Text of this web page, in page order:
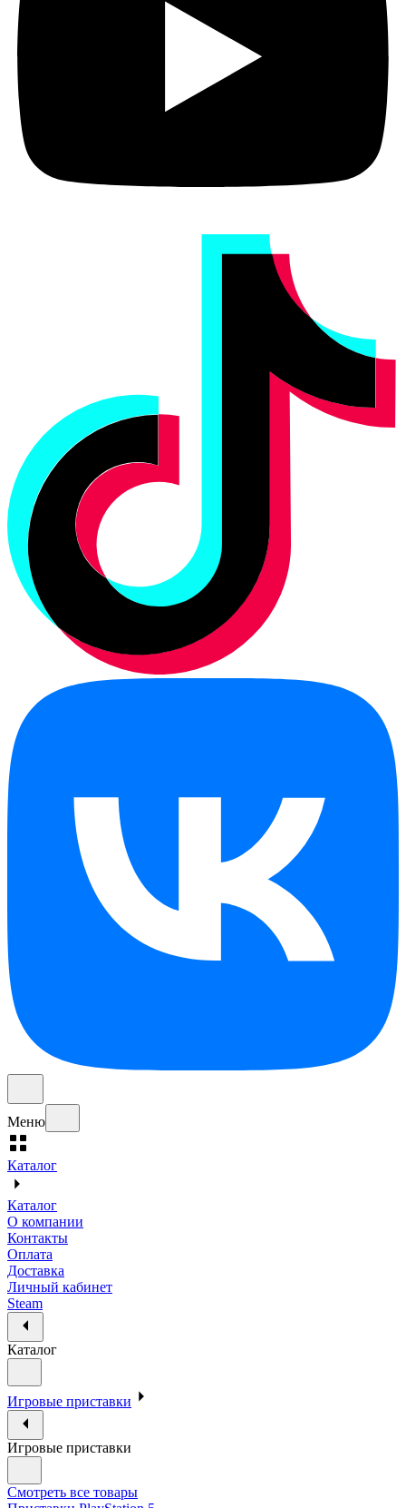
Меню
Каталог
Каталог
О компании
Контакты
Оплата
Доставка
Личный кабинет
Steam
Каталог
Игровые приставки
Игровые приставки
Смотреть все товары